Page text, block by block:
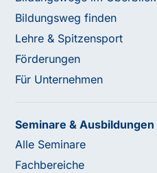
Bildungsweg finden
Lehre & Spitzensport
Förderungen
Für Unternehmen
Seminare & Ausbildungen
Alle Seminare
Fachbereiche